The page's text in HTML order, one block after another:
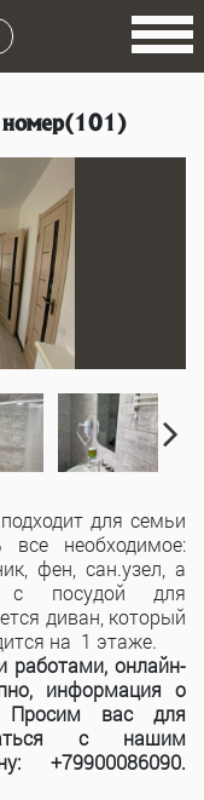
номер(101)
для семьи
необходимое:
фен, сан.узел, а
с посудой для
диван, который
на 1 этаже.
работами, онлайн-
информация о
Просим вас для
с нашим
+79900086090.